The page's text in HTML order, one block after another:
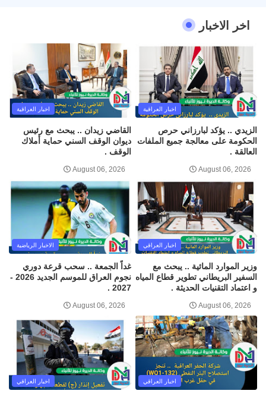
اخر الاخبار
اخبار العراقية
الزيدي .. يؤكد لبارزاني حرص
الحكومة على معالجة جميع الملفات
العالقة .
August 06, 2026
اخبار العراقية
القاضي زيدان .. يبحث مع رئيس
ديوان الوقف السني حماية أملاك
الوقف .
August 06, 2026
اخبار العراقي
وزير الموارد المائية .. يبحث مع
السفير البريطاني تطوير قطاع المياه
و اعتماد التقنيات الحديثة .
August 06, 2026
الاخبار الرياضية
غداً الجمعة .. سحب قرعة دوري
نجوم العراق للموسم الجديد 2026 -
2027 .
August 06, 2026
اخبار العراقي اخبار العراقي